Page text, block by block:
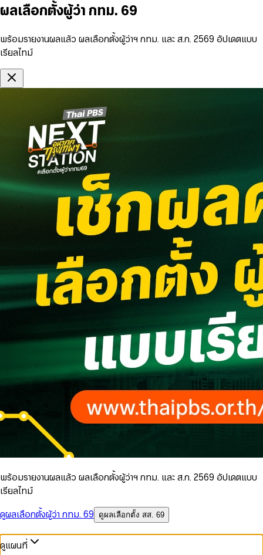
ผลเลือกตั้งผู้ว่า กทม. 69
พร้อมรายงานผลแล้ว ผลเลือกตั้งผู้ว่าฯ กทม. และ ส.ก. 2569 อัปเดตแบบ
เรียลไทม์
พร้อมรายงานผลแล้ว ผลเลือกตั้งผู้ว่าฯ กทม. และ ส.ก. 2569 อัปเดตแบบ
เรียลไทม์
ดูผลเลือกตั้งผู้ว่า กทม. 69
ดูผลเลือกตั้ง สส. 69
ดูแผนที่